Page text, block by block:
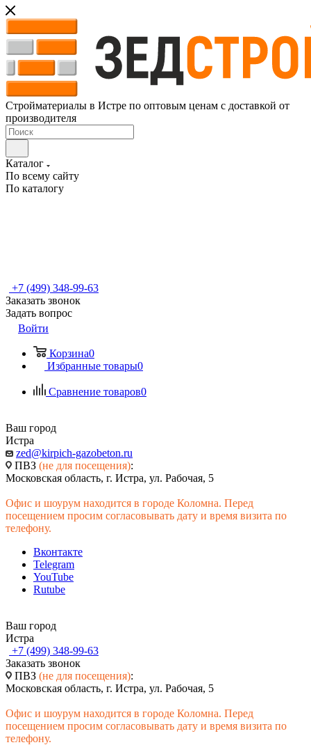
Стройматериалы в Истре по оптовым ценам с доставкой от
производителя
Каталог
По всему сайту
По каталогу
+7 (499) 348-99-63
Заказать звонок
Задать вопрос
Войти
Корзина0
Избранные товары0
Сравнение товаров0
Ваш город
Истра
zed@kirpich-gazobeton.ru
ПВЗ (не для посещения):
Московская область, г. Истра, ул. Рабочая, 5
Офис и шоурум находится в городе Коломна. Перед
посещением просим согласовывать дату и время визита по
телефону.
Вконтакте
Telegram
YouTube
Rutube
Ваш город
Истра
+7 (499) 348-99-63
Заказать звонок
ПВЗ (не для посещения):
Московская область, г. Истра, ул. Рабочая, 5
Офис и шоурум находится в городе Коломна. Перед
посещением просим согласовывать дату и время визита по
телефону.